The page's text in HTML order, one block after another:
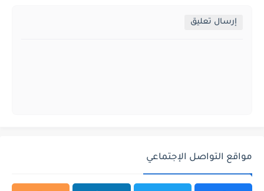
إرسال تعليق
مواقع التواصل الإجتماعي